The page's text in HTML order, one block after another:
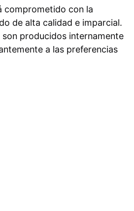
comprometido con la
de alta calidad e imparcial.
producidos internamente
a las preferencias